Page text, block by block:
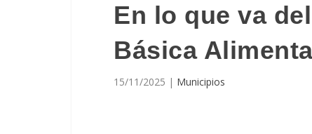
En lo que va
Básica
15/11/2025 | Municipios